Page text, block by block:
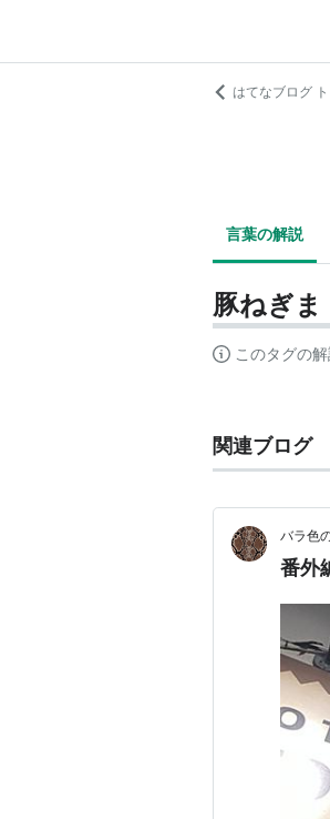
はてなブログ
言葉の解説
豚ねぎま
このタグの
関連ブログ
バラ色
番